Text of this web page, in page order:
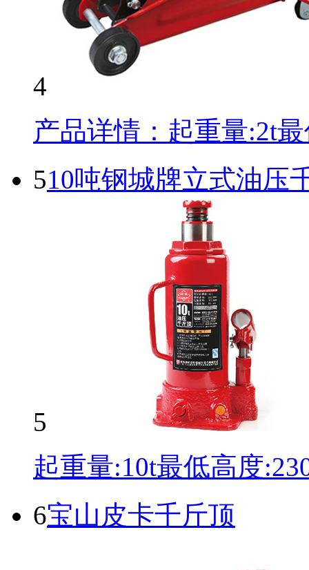
4
产品详情：起重量:2t
510吨钢城牌立式油压
5
起重量:10t最低高度
6宝山皮卡千斤顶